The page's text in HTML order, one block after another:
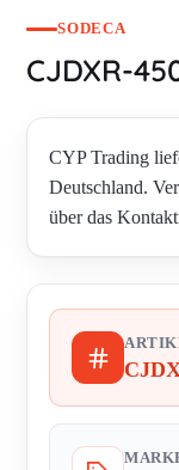
SODECA
CJDXR-
CYP Trading
Deutschland.
über das